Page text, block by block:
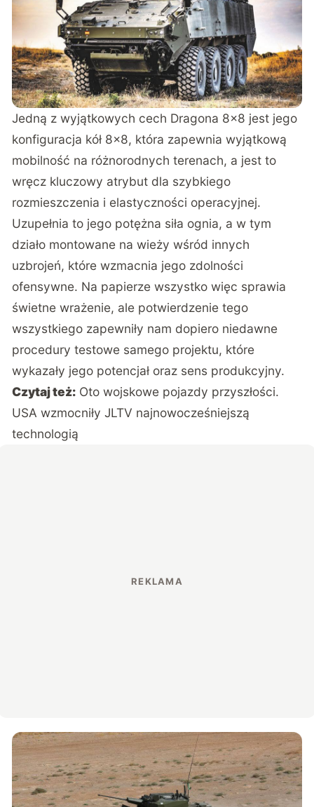
Jedną z wyjątkowych cech Dragona 8×8 jest jego
konfiguracja kół 8×8, która zapewnia wyjątkową
mobilność na różnorodnych terenach, a jest to
wręcz kluczowy atrybut dla szybkiego
rozmieszczenia i elastyczności operacyjnej.
Uzupełnia to jego potężna siła ognia, a w tym
działo montowane na wieży wśród innych
uzbrojeń, które wzmacnia jego zdolności
ofensywne. Na papierze wszystko więc sprawia
świetne wrażenie, ale potwierdzenie tego
wszystkiego zapewniły nam dopiero niedawne
procedury testowe samego projektu, które
wykazały jego potencjał oraz sens produkcyjny.
Czytaj też: Oto wojskowe pojazdy przyszłości.
USA wzmocniły JLTV najnowocześniejszą
technologią